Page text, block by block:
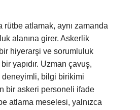
rütbe atlamak, aynı zamanda
alanına girer. Askerlik
hiyerarşi ve sorumluluk
yapıdır. Uzman çavuş,
bilgi birikimi
bir askeri personeli ifade
atlama meselesi, yalnızca